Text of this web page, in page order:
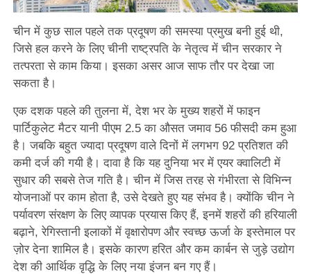
चीन में कुछ साल पहले तक प्रदूषण की समस्या प्रमुख बनी हुई थी,
जिसे हल करने के लिए चीनी राष्ट्रपति के नेतृत्व में चीन सरकार ने
तत्परता से काम किया। इसका असर आज साफ तौर पर देखा जा
सकता है।
एक दशक पहले की तुलना में, देश भर के मुख्य शहरों में फाइन
पार्टिकुलेट मैटर यानी पीएम 2.5 का औसत जमाव 56 फीसदी कम हुआ
है। जबकि बहुत ज्यादा प्रदूषण वाले दिनों में लगभग 92 प्रतिशत की
कमी दर्ज की गयी है। दावा है कि यह दुनिया भर में एयर क्वालिटी में
सुधार की सबसे तेज गति है। चीन में जिस तरह से गंभीरता से विभिन्न
योजनाओं पर काम होता है, उसे देखते हुए यह संभव है। क्योंकि चीन ने
पर्यावरण संरक्षण के लिए व्यापक प्रयास किए हैं, इनमें शहरों की हरियाली
बढ़ाने, रेगिस्तानी इलाकों में वृक्षारोपण और स्वच्छ ऊर्जा के इस्तेमाल पर
ज़ोर देना शामिल है। इसके कारण हरित और कम कार्बन से जुड़े उद्योग
देश की आर्थिक वृद्धि के लिए नया इंजन बन गए हैं।